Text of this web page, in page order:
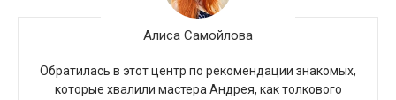
Алиса Самойлова
Обратилась в этот центр по рекомендации знакомых,
которые хвалили мастера Андрея, как толкового